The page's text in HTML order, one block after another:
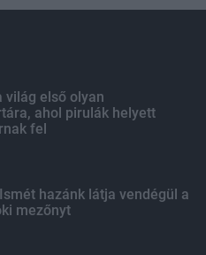
világ első olyan
ahol pirulák helyett
fel
hazánk látja vendégül a
mezőnyt